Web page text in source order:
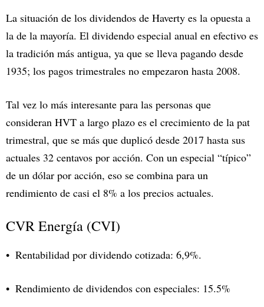
La situación de los dividendos de Haverty es la opuesta a
la de la mayoría. El dividendo especial anual en efectivo es
la tradición más antigua, ya que se lleva pagando desde
1935; los pagos trimestrales no empezaron hasta 2008.
Tal vez lo más interesante para las personas que
consideran HVT a largo plazo es el crecimiento de la pat
trimestral, que se más que duplicó desde 2017 hasta sus
actuales 32 centavos por acción. Con un especial “típico”
de un dólar por acción, eso se combina para un
rendimiento de casi el 8% a los precios actuales.
CVR Energía (CVI)
Rentabilidad por dividendo cotizada: 6,9%.
Rendimiento de dividendos con especiales: 15.5%